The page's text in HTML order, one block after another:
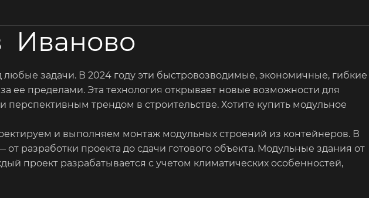
Иваново
задачи. В 2024 году эти быстровозводимые, экономичные, гибкие
ее пределами. Эта технология открывает новые возможности для
трендом в строительстве. Хотите купить модульное
и выполняем монтаж модульных строений из контейнеров. В
проекта до сдачи готового объекта. Модульные здания от
проект разрабатывается с учетом климатических особенностей,